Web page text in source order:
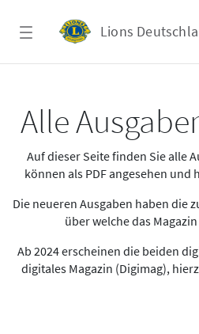
Lions
Alle
Auf dieser Seite finden Sie alle
können als PDF angesehen
Die neueren Ausgaben haben die
über welche das Magazin
Ab 2024 erscheinen die beiden
digitales Magazin (Digimag),